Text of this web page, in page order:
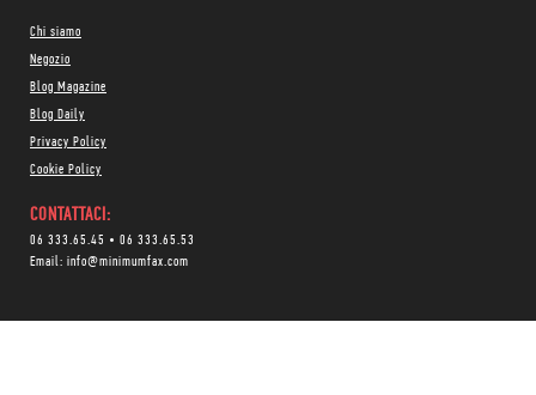
Chi siamo
Negozio
Blog Magazine
Blog Daily
Privacy Policy
Cookie Policy
CONTATTACI:
06 333.65.45 • 06 333.65.53
Email: info@minimumfax.com